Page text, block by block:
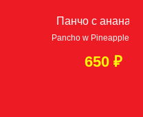
Панчо с
Pancho w Pineapple
650 ₽